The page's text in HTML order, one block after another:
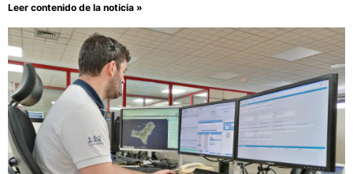
Leer contenido de la noticia »